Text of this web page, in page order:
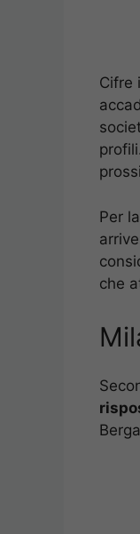
Cifre
Per
che